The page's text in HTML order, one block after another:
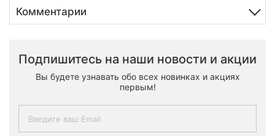
Комментарии
Подпишитесь на наши новости и акции
Вы будете узнавать обо всех новинках и акциях
первым!